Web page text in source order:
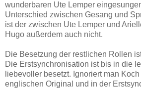
wunderbaren Ute Lemper
Unterschied zwischen Gesang und
ist der zwischen Ute Lemper und
Hugo außerdem auch nicht.
Die Besetzung der restlichen Rollen
Die Erstsynchronisation ist bis in die
liebevoller besetzt. Ignoriert man
englischen Original und in der